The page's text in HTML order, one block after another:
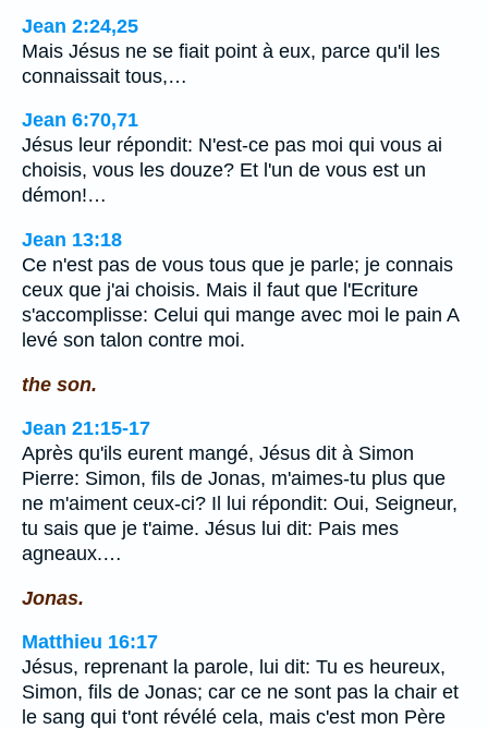
Jean 2:24,25
Mais Jésus ne se fiait point à eux, parce qu'il les
connaissait tous,…
Jean 6:70,71
Jésus leur répondit: N'est-ce pas moi qui vous ai
choisis, vous les douze? Et l'un de vous est un
démon!…
Jean 13:18
Ce n'est pas de vous tous que je parle; je connais
ceux que j'ai choisis. Mais il faut que l'Ecriture
s'accomplisse: Celui qui mange avec moi le pain A
levé son talon contre moi.
the son.
Jean 21:15-17
Après qu'ils eurent mangé, Jésus dit à Simon
Pierre: Simon, fils de Jonas, m'aimes-tu plus que
ne m'aiment ceux-ci? Il lui répondit: Oui, Seigneur,
tu sais que je t'aime. Jésus lui dit: Pais mes
agneaux.…
Jonas.
Matthieu 16:17
Jésus, reprenant la parole, lui dit: Tu es heureux,
Simon, fils de Jonas; car ce ne sont pas la chair et
le sang qui t'ont révélé cela, mais c'est mon Père